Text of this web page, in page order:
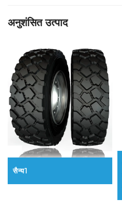
अनुशंसित उत्पाद
सैन्य1